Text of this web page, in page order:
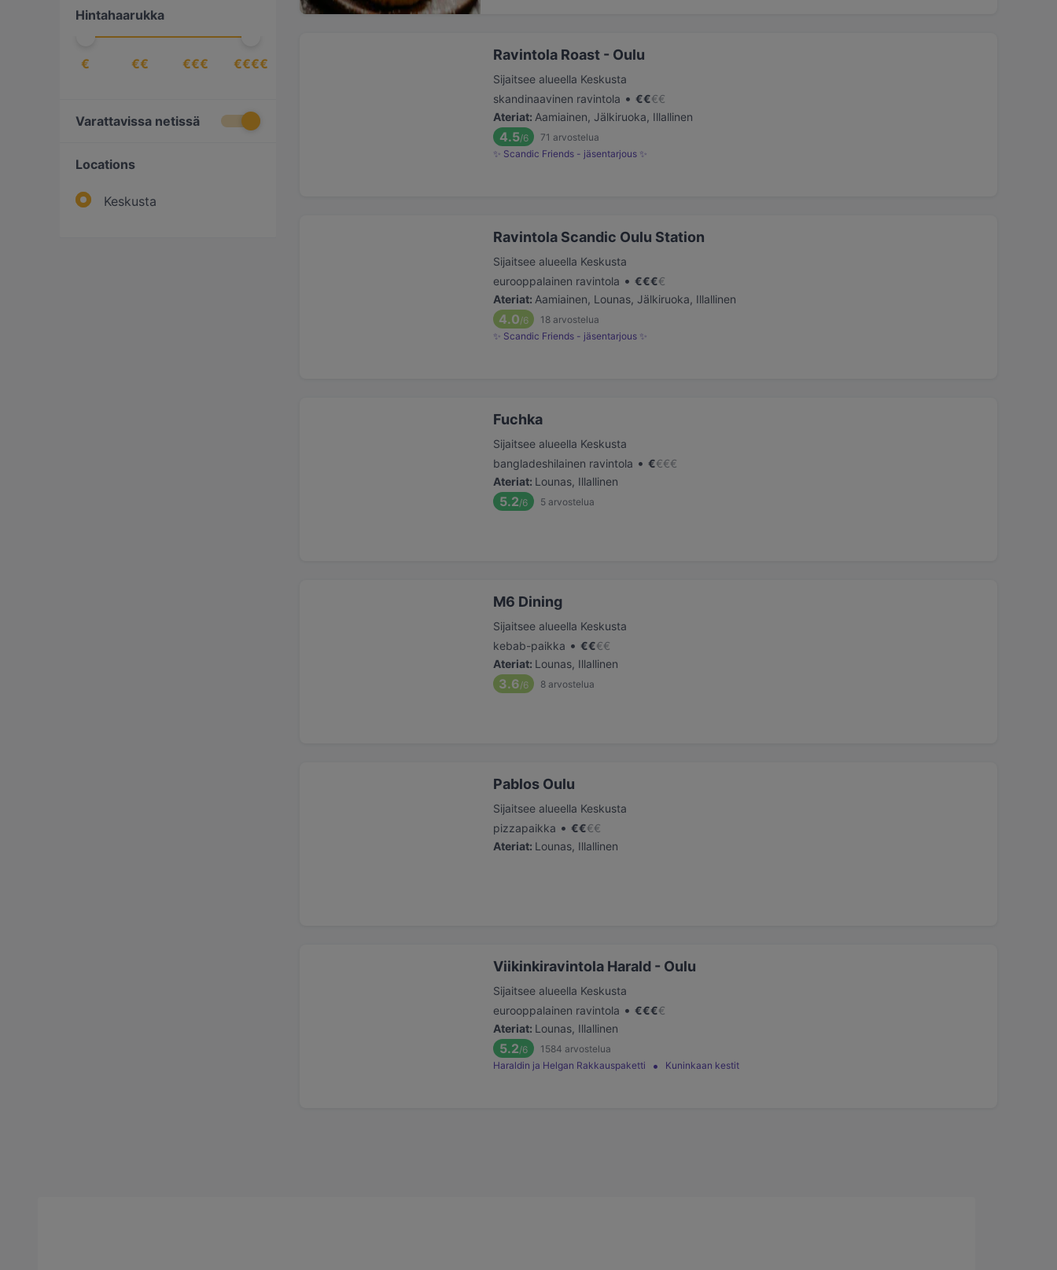
skandinaavinen
välimerellinen (1)
Hintahaarukka
€ €€ €€€ €€€€
Varattavissa netissä
Locations
Keskusta
Ravintola Roast - Oulu
Sijaitsee alueella Keskusta
skandinaavinen ravintola • €€€€
Ateriat: Aamiainen, Jälkiruoka, Illallinen
4.5/6 71 arvostelua
✨ Scandic Friends - jäsentarjous ✨
Ravintola Scandic Oulu Station
Sijaitsee alueella Keskusta
eurooppalainen ravintola • €€€€
Ateriat: Aamiainen, Lounas, Jälkiruoka, Illallinen
4.0/6 18 arvostelua
✨ Scandic Friends - jäsentarjous ✨
Fuchka
Sijaitsee alueella Keskusta
bangladeshilainen ravintola • €€€€
Ateriat: Lounas, Illallinen
5.2/6 5 arvostelua
M6 Dining
Sijaitsee alueella Keskusta
kebab-paikka • €€€€
Ateriat: Lounas, Illallinen
3.6/6 8 arvostelua
Pablos Oulu
Sijaitsee alueella Keskusta
pizzapaikka • €€€€
Ateriat: Lounas, Illallinen
Viikinkiravintola Harald - Oulu
Sijaitsee alueella Keskusta
eurooppalainen ravintola • €€€€
Ateriat: Lounas, Illallinen
5.2/6 1584 arvostelua
Haraldin ja Helgan Rakkauspaketti
Kuninkaan kestit